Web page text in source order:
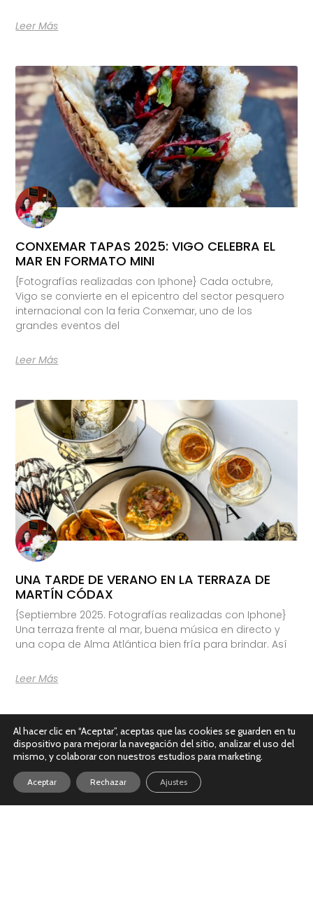
Leer Más
CONXEMAR TAPAS 2025: VIGO CELEBRA EL
MAR EN FORMATO MINI
{Fotografías realizadas con Iphone} Cada octubre,
Vigo se convierte en el epicentro del sector pesquero
internacional con la feria Conxemar, uno de los
grandes eventos del
Leer Más
UNA TARDE DE VERANO EN LA TERRAZA DE
MARTÍN CÓDAX
{Septiembre 2025. Fotografías realizadas con Iphone}
Una terraza frente al mar, buena música en directo y
una copa de Alma Atlántica bien fría para brindar. Así
Leer Más
Al hacer clic en “Aceptar”, aceptas que las cookies se guarden en tu
dispositivo para mejorar la navegación del sitio, analizar el uso del
mismo, y colaborar con nuestros estudios para marketing.
Aceptar Rechazar Ajustes